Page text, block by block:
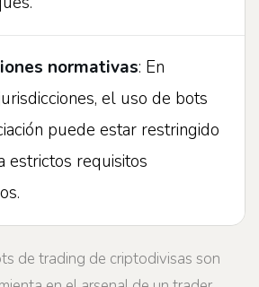
normativas: En
el uso de bots
puede estar restringido
estrictos requisitos
de trading de criptodivisas son